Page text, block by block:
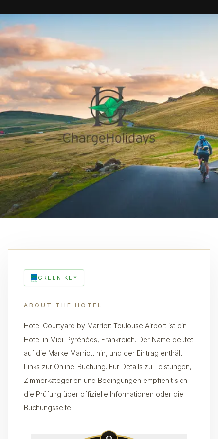
GREEN KEY
ABOUT THE HOTEL
Hotel Courtyard by Marriott Toulouse Airport ist ein
Hotel in Midi-Pyrénées, Frankreich. Der Name deutet
auf die Marke Marriott hin, und der Eintrag enthält
Links zur Online-Buchung. Für Details zu Leistungen,
Zimmerkategorien und Bedingungen empfiehlt sich
die Prüfung über offizielle Informationen oder die
Buchungsseite.